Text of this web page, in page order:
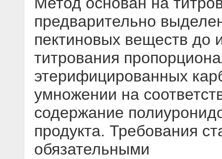
предварительно
пектиновых веществ до
титрования
этерифицированных
умножении на
содержание
продукта. Требования
обязательными